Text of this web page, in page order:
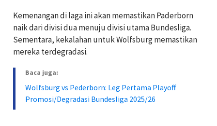
Kemenangan di laga ini akan memastikan Paderborn
naik dari divisi dua menuju divisi utama Bundesliga.
Sementara, kekalahan untuk Wolfsburg memastikan
mereka terdegradasi.
Baca juga:
Wolfsburg vs Pederborn: Leg Pertama Playoff
Promosi/Degradasi Bundesliga 2025/26